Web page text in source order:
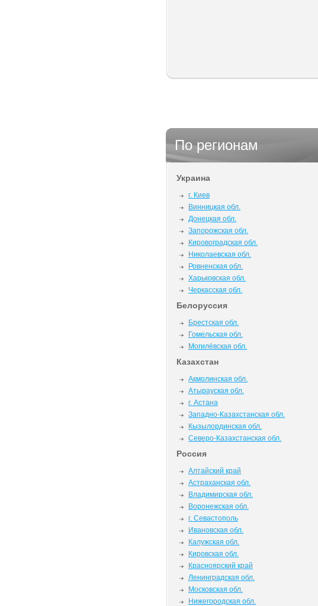
По регионам
Украина
г. Киев
Винницкая обл.
Донецкая обл.
Запорожская обл.
Кировоградская обл.
Николаевская обл.
Ровненская обл.
Харьковская обл.
Черкасская обл.
Белоруссия
Брестская обл.
Гомельская обл.
Могилёвская обл.
Казахстан
Акмолинская обл.
Атырауская обл.
г. Астана
Западно-Казахстанская обл.
Кызылординская обл.
Северо-Казахстанская обл.
Россия
Алтайский край
Астраханская обл.
Владимирская обл.
Воронежская обл.
г. Севастополь
Ивановская обл.
Калужская обл.
Кировская обл.
Красноярский край
Ленинградская обл.
Московская обл.
Нижегородская обл.